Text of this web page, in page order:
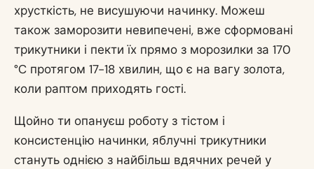
хрусткість, не висушуючи начинку. Можеш
також заморозити невипечені, вже сформовані
трикутники і пекти їх прямо з морозилки за 170
°C протягом 17-18 хвилин, що є на вагу золота,
коли раптом приходять гості.
Щойно ти опануєш роботу з тістом і
консистенцію начинки, яблучні трикутники
стануть однією з найбільш вдячних речей у